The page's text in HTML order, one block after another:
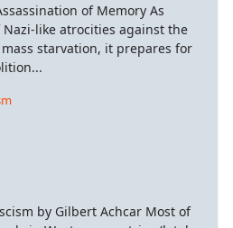
of Memory As
like atrocities against the
starvation, it prepares for
by Gilbert Achcar Most of